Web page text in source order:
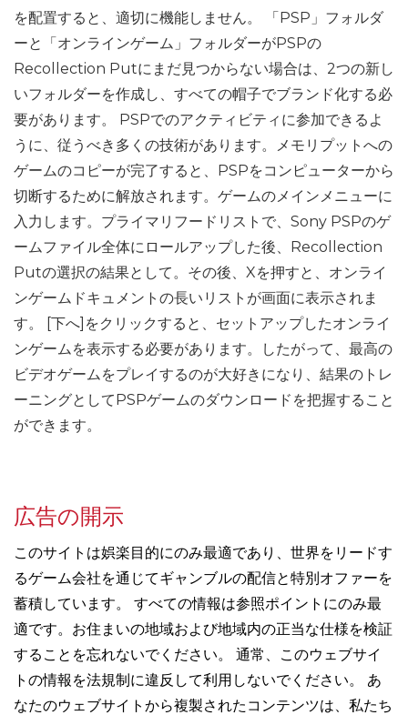
を配置すると、適切に機能しません。 「PSP」フォルダ
ーと「オンラインゲーム」フォルダーがPSPの
Recollection Putにまだ見つからない場合は、2つの新し
いフォルダーを作成し、すべての帽子でブランド化する必
要があります。 PSPでのアクティビティに参加できるよ
うに、従うべき多くの技術があります。メモリプットへの
ゲームのコピーが完了すると、PSPをコンピューターから
切断するために解放されます。ゲームのメインメニューに
入力します。プライマリフードリストで、Sony PSPのゲ
ームファイル全体にロールアップした後、Recollection
Putの選択の結果として。その後、Xを押すと、オンライ
ンゲームドキュメントの長いリストが画面に表示されま
す。 [下へ]をクリックすると、セットアップしたオンライ
ンゲームを表示する必要があります。したがって、最高の
ビデオゲームをプレイするのが大好きになり、結果のトレ
ーニングとしてPSPゲームのダウンロードを把握すること
ができます。
広告の開示
このサイトは娯楽目的にのみ最適であり、世界をリードす
るゲーム会社を通じてギャンブルの配信と特別オファーを
蓄積しています。 すべての情報は参照ポイントにのみ最
適です。お住まいの地域および地域内の正当な仕様を検証
することを忘れないでください。 通常、このウェブサイ
トの情報を法規制に違反して利用しないでください。 あ
なたのウェブサイトから複製されたコンテンツは、私たち